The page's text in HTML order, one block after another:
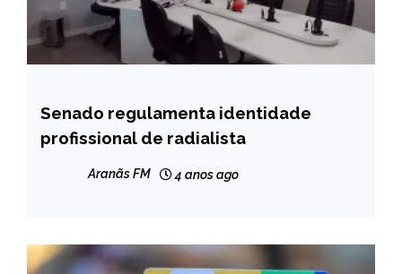
BRASIL
NOTÍCIAS
Senado regulamenta identidade
profissional de radialista
Aranãs FM 4 anos ago